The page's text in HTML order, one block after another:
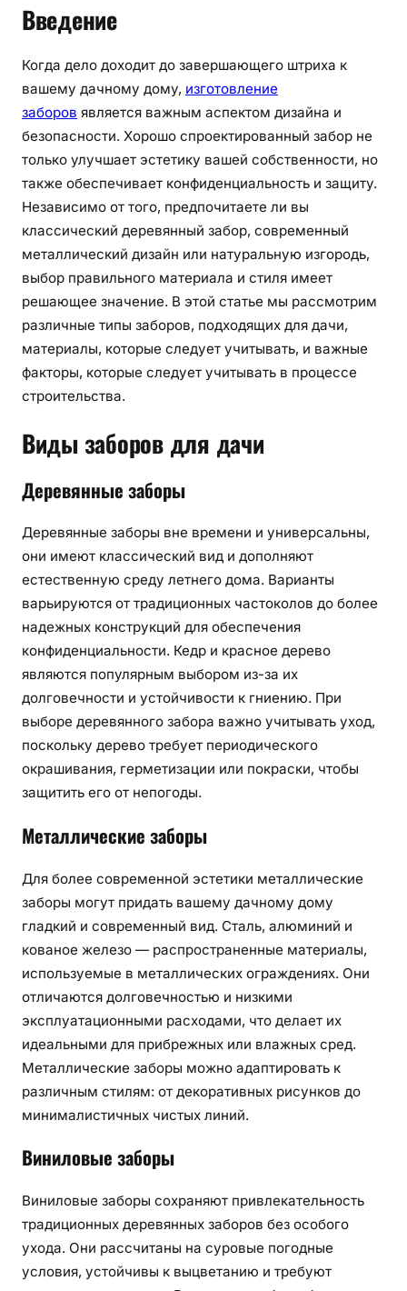
Введение
Когда дело доходит до завершающего штриха к
вашему дачному дому, изготовление
заборов является важным аспектом дизайна и
безопасности. Хорошо спроектированный забор не
только улучшает эстетику вашей собственности, но
также обеспечивает конфиденциальность и защиту.
Независимо от того, предпочитаете ли вы
классический деревянный забор, современный
металлический дизайн или натуральную изгородь,
выбор правильного материала и стиля имеет
решающее значение. В этой статье мы рассмотрим
различные типы заборов, подходящих для дачи,
материалы, которые следует учитывать, и важные
факторы, которые следует учитывать в процессе
строительства.
Виды заборов для дачи
Деревянные заборы
Деревянные заборы вне времени и универсальны,
они имеют классический вид и дополняют
естественную среду летнего дома. Варианты
варьируются от традиционных частоколов до более
надежных конструкций для обеспечения
конфиденциальности. Кедр и красное дерево
являются популярным выбором из-за их
долговечности и устойчивости к гниению. При
выборе деревянного забора важно учитывать уход,
поскольку дерево требует периодического
окрашивания, герметизации или покраски, чтобы
защитить его от непогоды.
Металлические заборы
Для более современной эстетики металлические
заборы могут придать вашему дачному дому
гладкий и современный вид. Сталь, алюминий и
кованое железо — распространенные материалы,
используемые в металлических ограждениях. Они
отличаются долговечностью и низкими
эксплуатационными расходами, что делает их
идеальными для прибрежных или влажных сред.
Металлические заборы можно адаптировать к
различным стилям: от декоративных рисунков до
минималистичных чистых линий.
Виниловые заборы
Виниловые заборы сохраняют привлекательность
традиционных деревянных заборов без особого
ухода. Они рассчитаны на суровые погодные
условия, устойчивы к выцветанию и требуют